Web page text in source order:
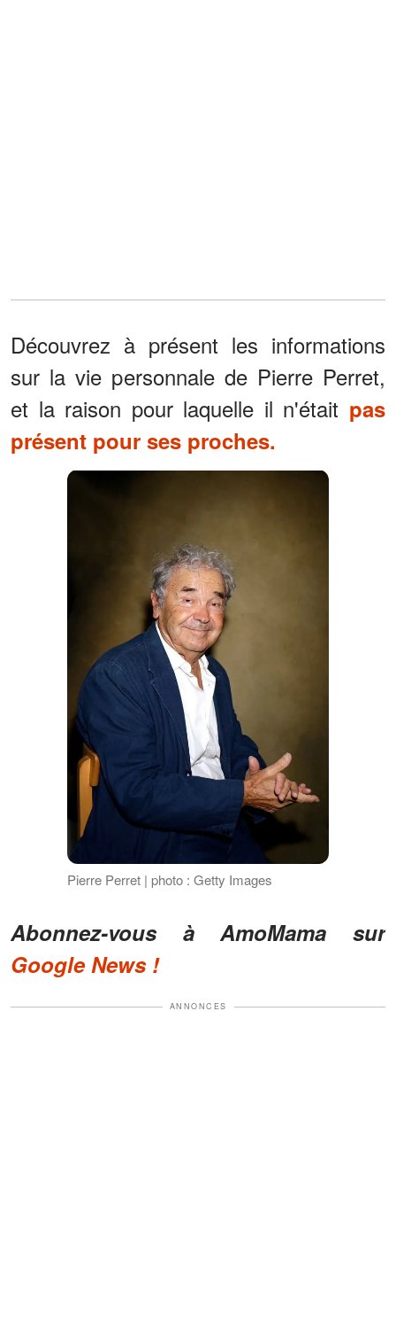
Découvrez à présent les informations
sur la vie personnale de Pierre Perret,
et la raison pour laquelle il n'était pas
présent pour ses proches.
Pierre Perret | photo : Getty Images
Abonnez-vous à AmoMama sur
Google News !
ANNONCES